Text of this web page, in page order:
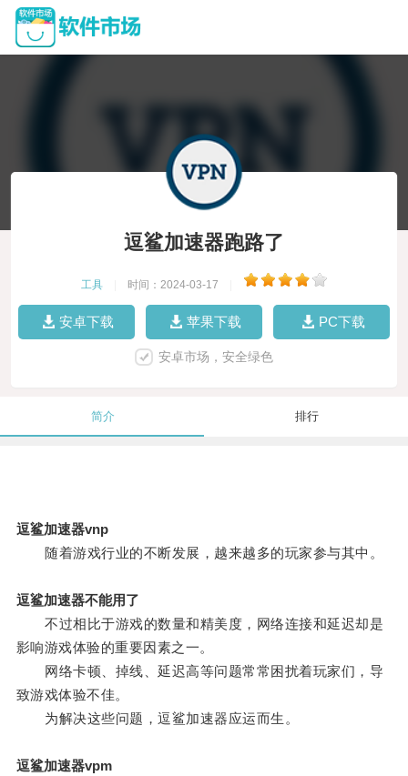
逗鲨加速器跑路了
工具 时间：2024-03-17
安卓下载 苹果下载 PC下载
安卓市场，安全绿色
简介 排行
逗鲨加速器vnp
随着游戏行业的不断发展，越来越多的玩家参与其中。
逗鲨加速器不能用了
不过相比于游戏的数量和精美度，网络连接和延迟却是
影响游戏体验的重要因素之一。
网络卡顿、掉线、延迟高等问题常常困扰着玩家们，导
致游戏体验不佳。
为解决这些问题，逗鲨加速器应运而生。
逗鲨加速器vpm